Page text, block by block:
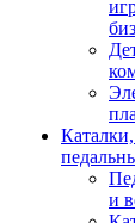
и